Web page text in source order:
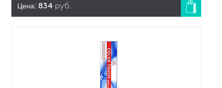
Цена: 834 руб.